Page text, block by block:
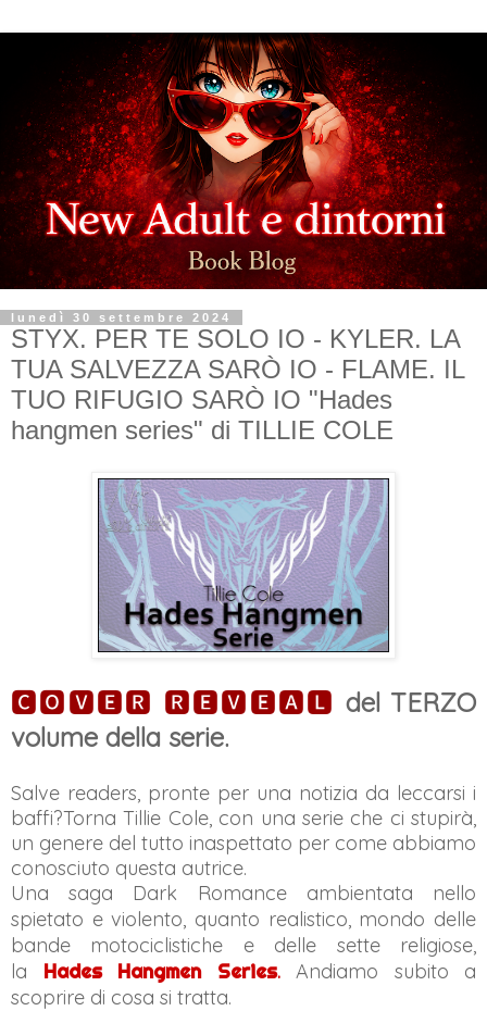
lunedì 30 settembre 2024
STYX. PER TE SOLO IO - KYLER. LA
TUA SALVEZZA SARÒ IO - FLAME. IL
TUO RIFUGIO SARÒ IO "Hades
hangmen series" di TILLIE COLE
🅲🅾🆅🅴🆁 🆁🅴🆅🅴🅰🅻 del TERZO
volume della serie.
Salve readers, pronte per una notizia da leccarsi i
baffi?Torna Tillie Cole, con una serie che ci stupirà,
un genere del tutto inaspettato per come abbiamo
conosciuto questa autrice.
Una saga Dark Romance ambientata nello
spietato e violento, quanto realistico, mondo delle
bande motociclistiche e delle sette religiose,
la Hades Hangmen Series. Andiamo subito a
scoprire di cosa si tratta.